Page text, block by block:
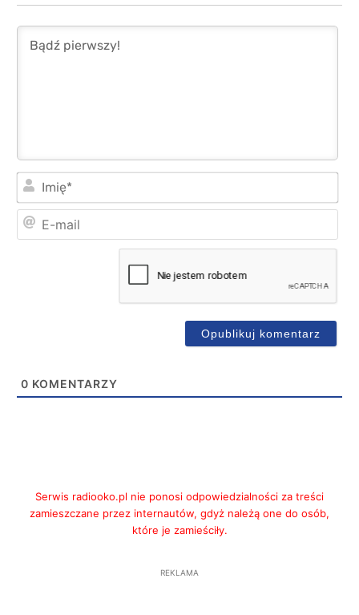
0 KOMENTARZY
Serwis radiooko.pl nie ponosi odpowiedzialności za treści
zamieszczane przez internautów, gdyż należą one do osób,
które je zamieściły.
REKLAMA